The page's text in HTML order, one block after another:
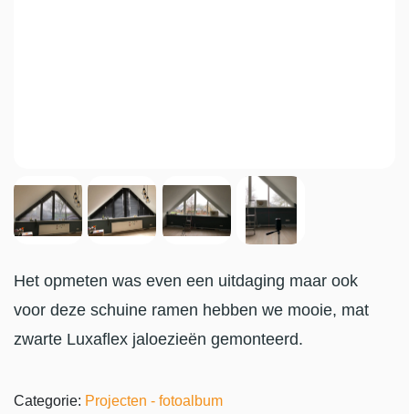
Het opmeten was even een uitdaging maar ook
voor deze schuine ramen hebben we mooie, mat
zwarte Luxaflex jaloezieën gemonteerd.
Categorie: Projecten - fotoalbum